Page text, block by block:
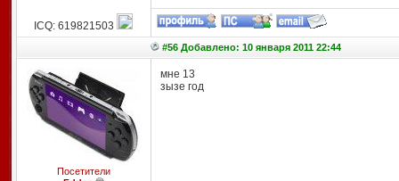
ICQ: 619821503
#56 Добавлено: 10 января 2011 22:44
Посетители
мне 13
зызе год